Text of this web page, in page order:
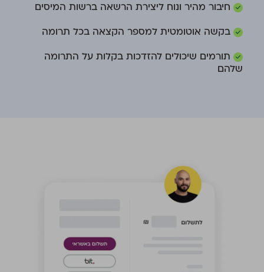
חיבור מהיר ונוח ליצירת הרשאה ברשות המיסים
בקשה אוטומטית למספר הקצאה בכל תרומה
תורמים שיכולים להזדכות בקלות על התרומה
שלהם